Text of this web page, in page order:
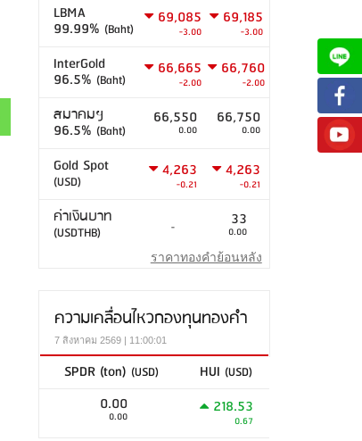
LBMA
99.99% (Baht)
69,085
-3.00
69,185
-3.00
InterGold
96.5% (Baht)
66,665
-2.00
66,760
-2.00
สมาคมฯ
96.5% (Baht)
66,550
0.00
66,750
0.00
Gold Spot
(USD)
4,263
-0.21
4,263
-0.21
ค่าเงินบาท
(USDTHB) - 33
0.00
ราคาทองคำย้อนหลัง
ความเคลื่อนไหวกองทุนทองคำ
7 สิงหาคม 2569 | 11:00:01
SPDR (ton) (USD) HUI (USD)
0.00
0.00 218.53
0.67